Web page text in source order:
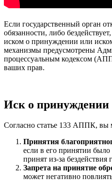
Если государственный орган
обязанности, либо
иском о принуждении или
механизмы предусмотрены
процессуальным кодексом
ваших прав.
Иск о принуждении
Согласно статье 133 АППК, вы
Принятия
если в его принятии
принят из-за бездействия
Запрета на принятие
может негативно